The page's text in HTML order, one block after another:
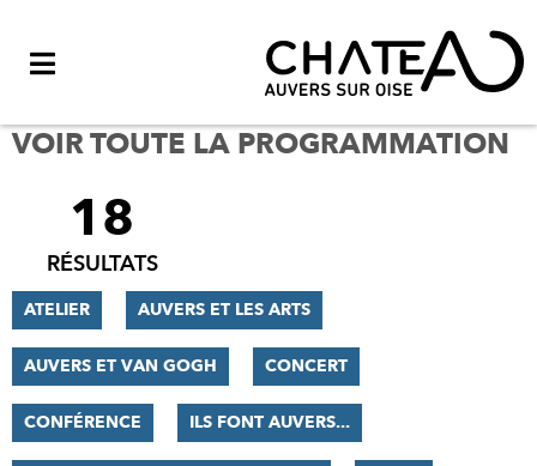
VOIR TOUTE LA PROGRAMMATION
FILTRER
RÉSULTATS
18
RÉSULTATS
ATELIER AUVERS ET LES ARTS
AUVERS ET VAN GOGH CONCERT
CONFÉRENCE ILS FONT AUVERS...